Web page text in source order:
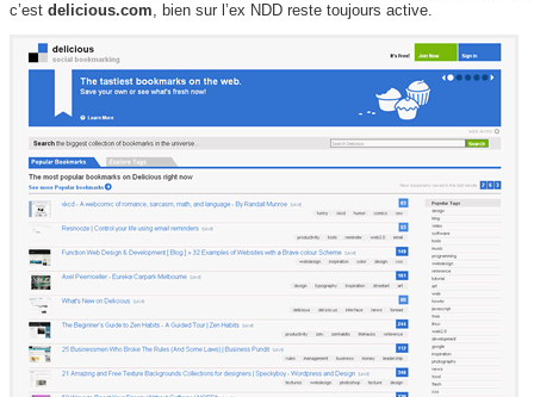
c’est delicious.com, bien sur l’ex NDD reste toujours active.